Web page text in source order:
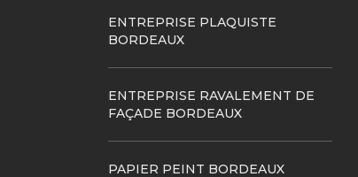
ENTREPRISE PLAQUISTE
BORDEAUX
ENTREPRISE RAVALEMENT DE
FAÇADE BORDEAUX
PAPIER PEINT BORDEAUX